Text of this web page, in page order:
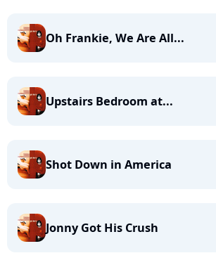
Oh Frankie, We Are All...
Upstairs Bedroom at...
Shot Down in America
Jonny Got His Crush